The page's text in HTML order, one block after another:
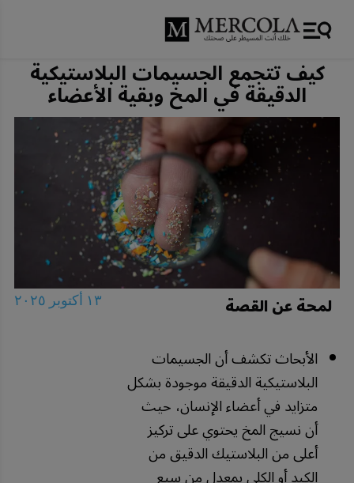
كيف تتجمع الجسيمات البلاستيكية
الدقيقة في المخ وبقية الأعضاء
١٣ أكتوبر ٢٠٢٥
لمحة عن القصة
الأبحاث تكشف أن الجسيمات
البلاستيكية الدقيقة موجودة بشكل
متزايد في أعضاء الإنسان، حيث
أن نسيج المخ يحتوي على تركيز
أعلى من البلاستيك الدقيق من